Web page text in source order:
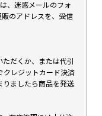
、迷惑メールのフォ
のアドレスを、受信
だくか、または代引
クレジットカード決済
りましたら商品を発送